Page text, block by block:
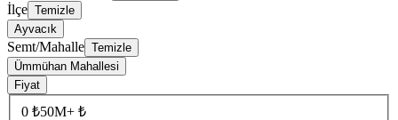
İlçe Temizle
Ayvacık
Semt/Mahalle Temizle
Ümmühan Mahallesi
Fiyat
0 ₺50M+ ₺